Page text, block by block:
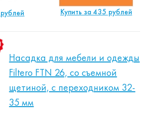
Купить за 435 рублей
Насадка для мебели и одежды
Filtero FTN 26, со съемной
щетиной, с переходником 32-
35 мм